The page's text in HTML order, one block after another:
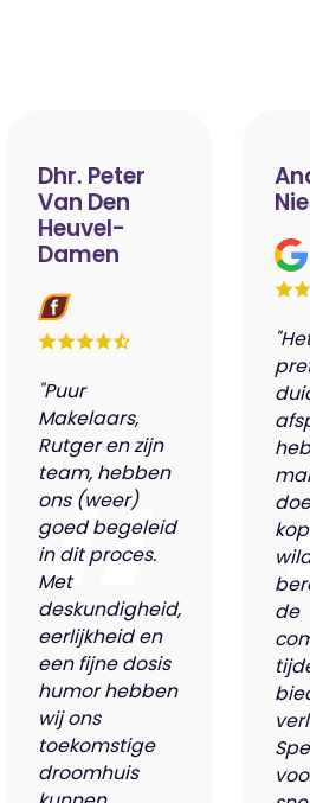
Dhr. Peter
Van Den
Heuvel-
Damen
"Puur
Makelaars,
Rutger en zijn
team, hebben
ons (weer)
goed begeleid
in dit proces.
Met
deskundigheid,
eerlijkheid en
een fijne dosis
humor hebben
wij ons
toekomstige
droomhuis
de